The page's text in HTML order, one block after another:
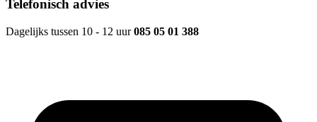
Telefonisch advies
Dagelijks tussen 10 - 12 uur085 05 01 388